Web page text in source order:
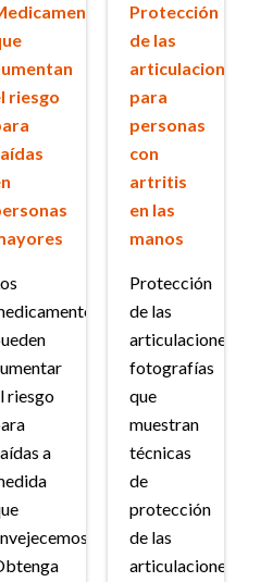
riesgo
riesgo
a
Protección
de las
articulaciones
para
personas
con
artritis
en las
manos
Protección
de las
articulaciones:
fotografías
que
muestran
técnicas
de
protección
de las
articulaciones